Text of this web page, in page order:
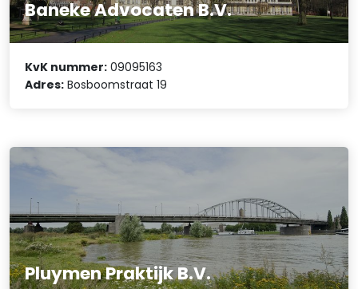
Baneke Advocaten B.V.
KvK nummer: 09095163
Adres: Bosboomstraat 19
Pluymen Praktijk B.V.